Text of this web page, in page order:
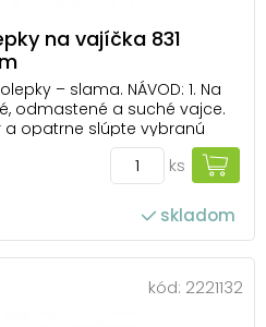
na vajíčka 831
– slama. NÁVOD: 1. Na
odmastené a suché vajce.
opatrne slúpte vybranú
priložte samolepku na
v mixe po 4 ks podľa
c...
ks
skladom
kód: 2221132